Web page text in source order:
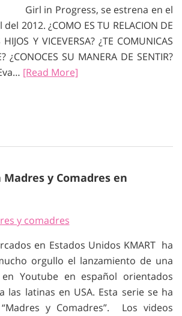
se estrena en el
2012. ¿COMO ES TU RELACION DE
Y VICEVERSA? ¿TE COMUNICAS
¿CONOCES SU MANERA DE SENTIR?
[Read More]
y Comadres en
en Estados Unidos KMART ha
orgullo el lanzamiento de una
Youtube en español orientados
las latinas en USA. Esta serie se ha
y Comadres”. Los videos